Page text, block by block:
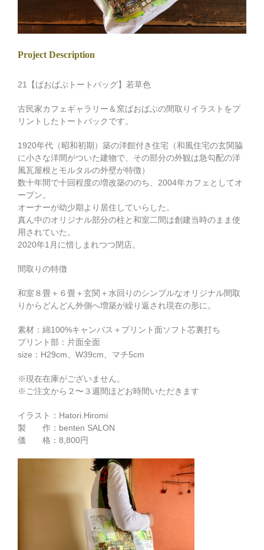
Project Description
21【ばおばぶトートバッグ】若草色
古民家カフェギャラリー＆窯ばおばぶの間取りイラストをプ
リントしたトートバックです。
1920年代（昭和初期）築の洋館付き住宅（和風住宅の玄関脇
に小さな洋間がついた建物で、その部分の外観は急勾配の洋
風瓦屋根とモルタルの外壁が特徴）
数十年間で十回程度の増改築ののち、2004年カフェとしてオ
ープン。
オーナーが幼少期より居住していらした。
真ん中のオリジナル部分の柱と和室二間は創建当時のまま使
用されていた。
2020年1月に惜しまれつつ閉店。
間取りの特徴
和室８畳＋６畳＋玄関＋水回りのシンプルなオリジナル間取
りからどんどん外側へ増築が繰り返され現在の形に。
素材：綿100%キャンバス＋プリント面ソフト芯裏打ち
プリント部：片面全面
size：H29cm、W39cm、マチ5cm
※現在在庫がございません。
※ご注文から２〜３週間ほどお時間いただきます
イラスト：Hatori.Hiromi
製 作：benten SALON
価 格：8,800円